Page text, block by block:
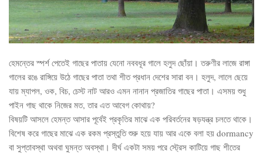
হেমন্তের স্পর্শ পেতেই গাছের পাতায় যেনো নববধূর গালে হলুদ ছোঁয়া। তরুণীর লাজে রাঙ্গা
গালের রঙে রাঙ্গিয়ে উঠে গাছের পাতা তথা শীত প্রধান দেশের সারা বন। হলুদ, লালে ছেয়ে
যায় ম্যাপল, ওক, বিচ, চেস্ট নাট আরও এমন নানান প্রজাতির গাছের পাতা। এসময় শুধু
পাইন গাছ থাকে নিজের মত, তার এত আবেগ কোথায়?
বিষয়টি আসলে হেমন্ত আসার পূর্বেই প্রকৃতির মাঝে এক পরিবর্তনের ষড়যন্ত্র চলতে থাকে।
বিশেষ করে গাছের মাঝে এক রকম প্রস্তুতি শুরু হয়ে যায় আর একে বলা হয় dormancy
বা সুপ্তাবস্থা অথবা ঘুমন্ত অবস্থা। দীর্ঘ একটা সময় পরে স্ট্রেস কাটিয়ে গাছ শীতের